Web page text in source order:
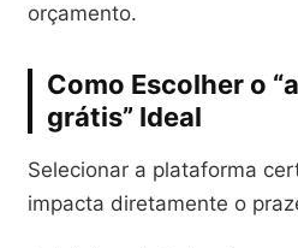
orçamento.
Como Escolher o
grátis” Ideal
Selecionar a plataforma
impacta diretamente o